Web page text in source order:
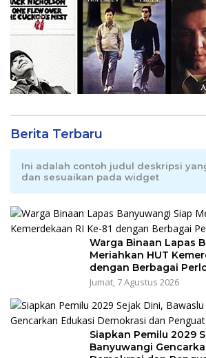
Berita Terbaru
Ini adalah contoh judul deskripsi
dan sesuaikan pada widget
Warga Binaan Lapas
Meriahkan HUT
dengan Berbagai
Jumat, 7 Agustus 2026
Siapkan Pemilu 2029
Banyuwangi